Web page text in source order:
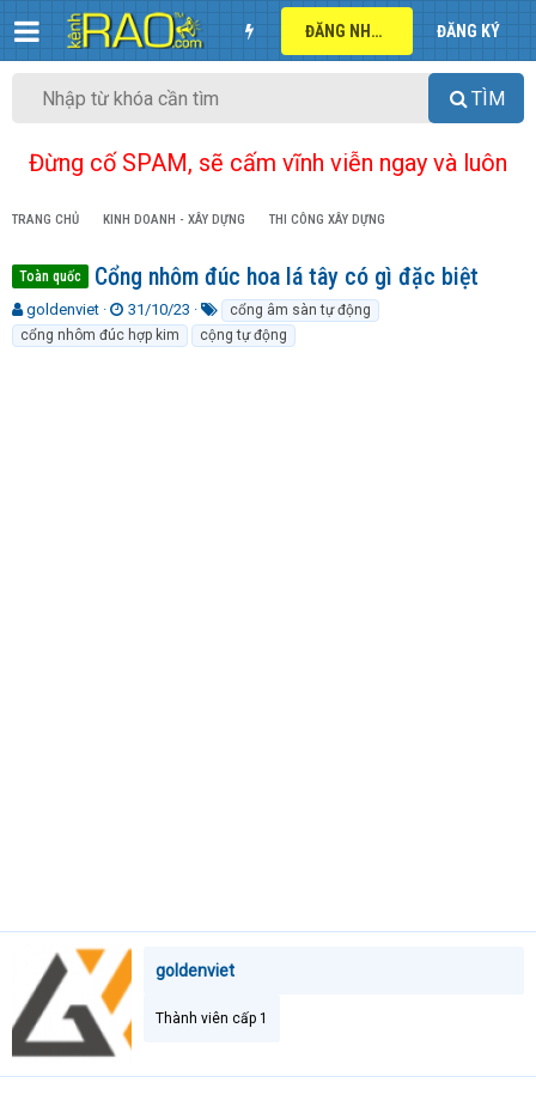
ĐĂNG NHẬP ĐĂNG KÝ
TÌM
Đừng cố SPAM, sẽ cấm vĩnh viễn ngay và luôn
TRANG CHỦ KINH DOANH - XÂY DỰNG THI CÔNG XÂY DỰNG
Toàn quốc Cổng nhôm đúc hoa lá tây có gì đặc biệt
T
h
r
goldenviet
N
g
à
31/10/23
ừ
k
cổng âm sàn tự động
cổng nhôm đúc hợp kim
cộng tự động
goldenviet
Thành viên cấp 1